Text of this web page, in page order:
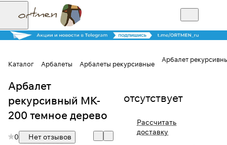
Каталог Арбалеты Арбалеты рекурсивные
Арбалет
Арбалет
рекурсивный MK-
200 темное дерево
0
Нет отзывов
отсутствует
Рассчитать
доставку
Для клиентов всех банков
Разбейте
оплату на части